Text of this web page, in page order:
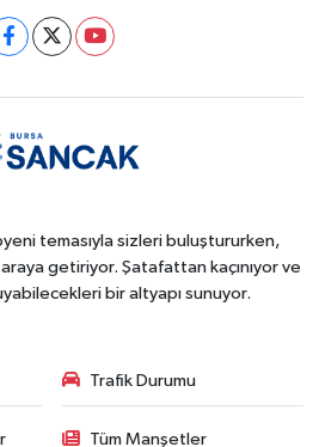
temasıyla sizleri buluştururken,
getiriyor. Şatafattan kaçınıyor ve
bir altyapı sunuyor.
Trafik Durumu
Tüm Manşetler